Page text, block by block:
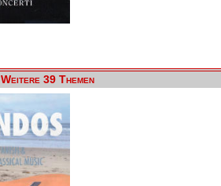
Weitere 39 Themen